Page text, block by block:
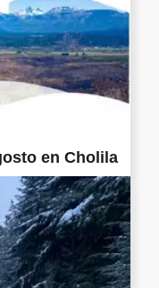
en Cholila